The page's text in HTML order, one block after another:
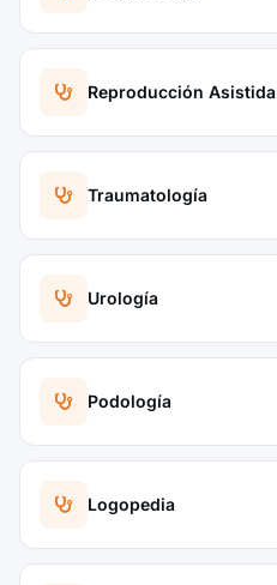
Reproducción Asistida
Traumatología
Urología
Podología
Logopedia